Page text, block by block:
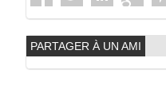
PARTAGER À UN AMI